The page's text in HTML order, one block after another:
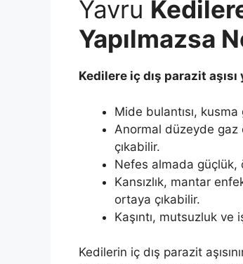
Yavru
Yapılmazsa
Kedilere iç dış parazit aşısı
Mide bulantısı, kusma
Anormal düzeyde gaz
çıkabilir.
Nefes almada güçlük,
Kansızlık, mantar
ortaya çıkabilir.
Kaşıntı, mutsuzluk ve
Kedilerin iç dış parazit